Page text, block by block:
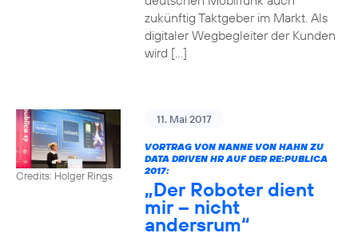
zukünftig Taktgeber im Markt. Als
digitaler Wegbegleiter der Kunden
wird […]
Credits: Holger Rings
11. Mai 2017
VORTRAG VON NANNE VON HAHN ZU
DATA DRIVEN HR AUF DER RE:PUBLICA
2017:
„Der Roboter dient
mir – nicht
andersrum“